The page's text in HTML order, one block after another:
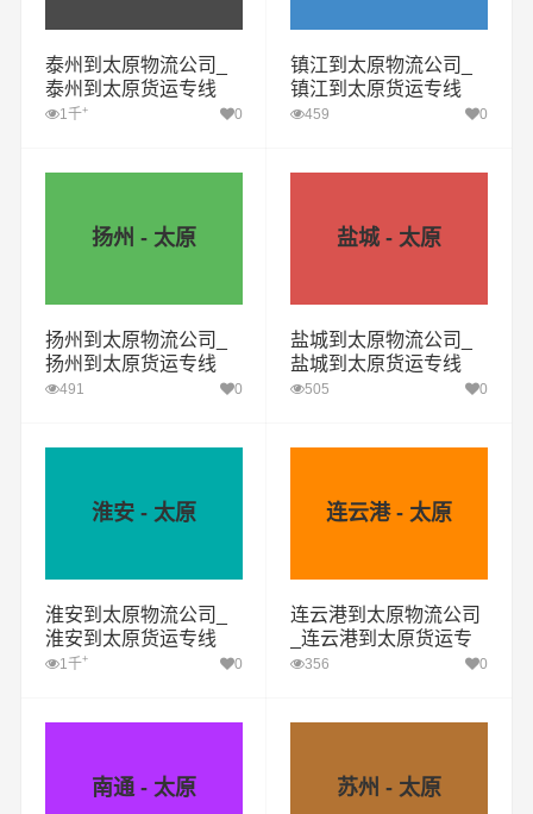
泰州到太原物流公司_
泰州到太原货运专线
1千+ 0
镇江到太原物流公司_
镇江到太原货运专线
459 0
扬州 - 太原
扬州到太原物流公司_
扬州到太原货运专线
491 0
盐城 - 太原
盐城到太原物流公司_
盐城到太原货运专线
505 0
淮安 - 太原
淮安到太原物流公司_
淮安到太原货运专线
1千+ 0
连云港 - 太原
连云港到太原物流公司
_连云港到太原货运专
线356 0
南通 - 太原 苏州 - 太原